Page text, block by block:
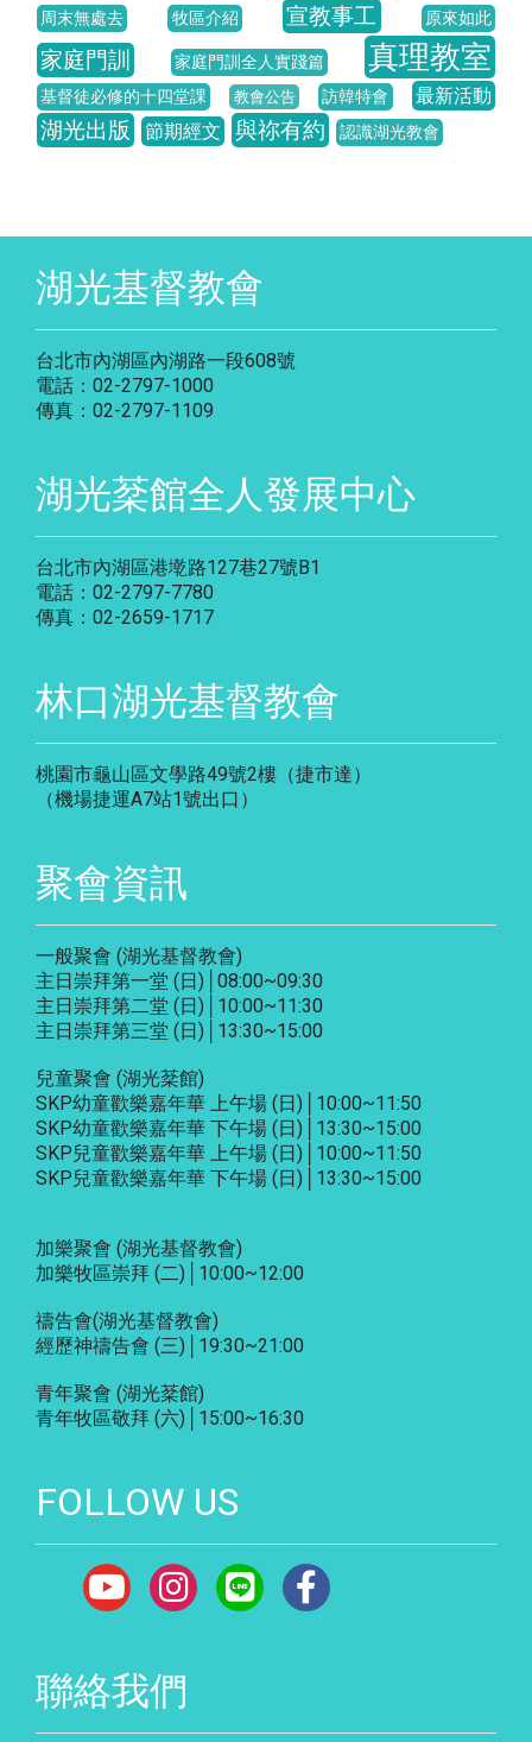
周末無處去 牧區介紹 宣教事工 原來如此
家庭門訓 家庭門訓全人實踐篇 真理教室
基督徒必修的十四堂課 教會公告 訪韓特會 最新活動
湖光出版 節期經文 與祢有約 認識湖光教會
湖光基督教會
台北市內湖區內湖路一段608號
電話：02-2797-1000
傳真：02-2797-1109
湖光棻館全人發展中心
台北市內湖區港墘路127巷27號B1
電話：02-2797-7780
傳真：02-2659-1717
林口湖光基督教會
桃園市龜山區文學路49號2樓（捷市達）
（機場捷運A7站1號出口）
聚會資訊
一般聚會 (湖光基督教會)
主日崇拜第一堂 (日)│08:00~09:30
主日崇拜第二堂 (日)│10:00~11:30
主日崇拜第三堂 (日)│13:30~15:00
兒童聚會 (湖光棻館)
SKP幼童歡樂嘉年華 上午場 (日)│10:00~11:50
SKP幼童歡樂嘉年華 下午場 (日)│13:30~15:00
SKP兒童歡樂嘉年華 上午場 (日)│10:00~11:50
SKP兒童歡樂嘉年華 下午場 (日)│13:30~15:00
加樂聚會 (湖光基督教會)
加樂牧區崇拜 (二)│10:00~12:00
禱告會(湖光基督教會)
經歷神禱告會 (三)│19:30~21:00
青年聚會 (湖光棻館)
青年牧區敬拜 (六)│15:00~16:30
FOLLOW US
聯絡我們